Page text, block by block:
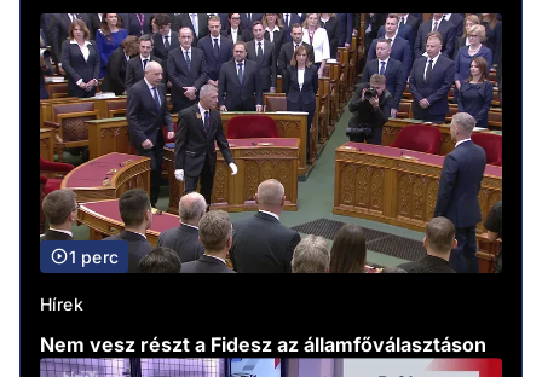
1 perc
Hírek
Nem vesz részt a Fidesz az államfőválasztáson